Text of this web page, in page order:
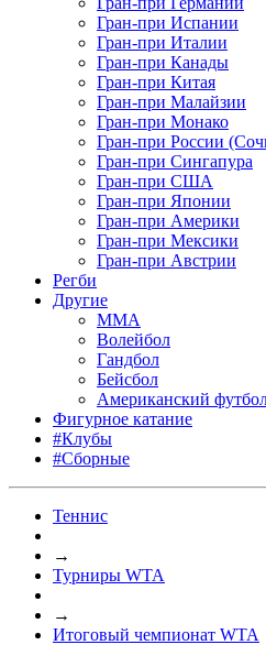
Гран-при Испании
Гран-при Италии
Гран-при Канады
Гран-при Китая
Гран-при Малайзии
Гран-при Монако
Гран-при России
Гран-при Сингапура
Гран-при США
Гран-при Японии
Гран-при Америки
Гран-при Мексики
Гран-при Австрии
Регби
Другие
MMA
Волейбол
Гандбол
Бейсбол
Американский
Фигурное катание
#Клубы
#Сборные
Теннис
→
Турниры WTA
→
Итоговый чемпионат WTA